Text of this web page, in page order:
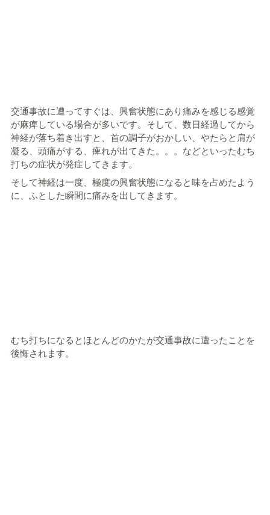
交通事故に遭ってすぐは、興奮状態にあり痛みを感じる感覚
が麻痺している場合が多いです。そして、数日経過してから
神経が落ち着き出すと、首の調子がおかしい、やたらと肩が
凝る、頭痛がする、痺れが出てきた。。。などといったむち
打ちの症状が発症してきます。
そして神経は一度、極度の興奮状態になると味を占めたよう
に、ふとした瞬間に痛みを出してきます。
むち打ちになるとほとんどのかたが交通事故に遭ったことを
後悔されます。